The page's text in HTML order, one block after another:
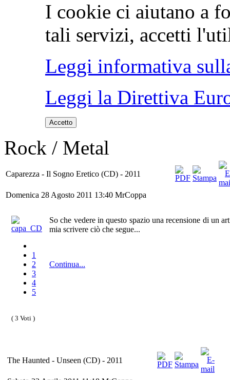
I cookie ci aiutano a
tali servizi, accetti
Leggi informativa
Leggi la Direttiva
Accetto
Rock / Metal
Caparezza - Il Sogno Eretico (CD) - 2011
Domenica 28 Agosto 2011 13:40 MrCoppa
1
2
3
4
5
( 3 Voti )
So che vedere in questo spazio una recensione di un
mia scrivere ciò che segue...
Continua...
The Haunted - Unseen (CD) - 2011